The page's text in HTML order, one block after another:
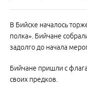
В Бийске началось
полка». Бийчане
задолго до начала
Бийчане пришли с
своих предков.